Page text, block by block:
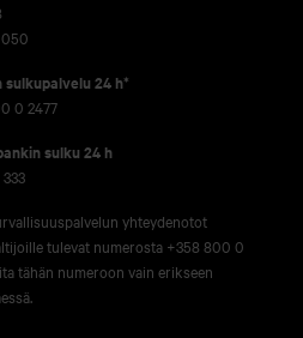
24 h*
0 2477
sulku 24 h
yhteydenotot
tulevat numerosta +358 800 0
tähän numeroon vain erikseen